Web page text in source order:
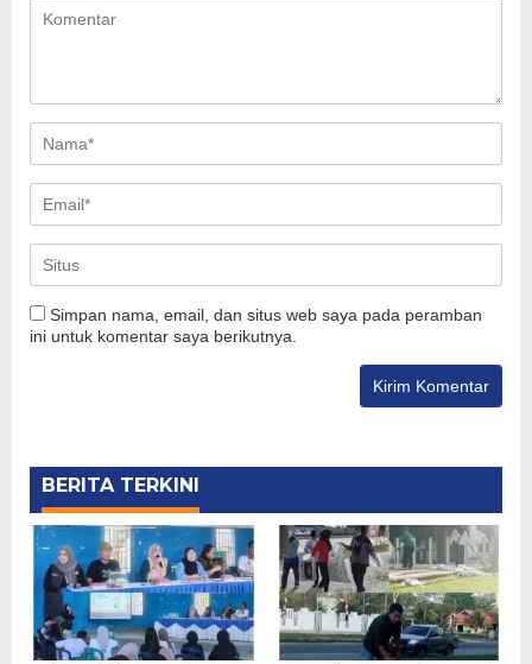
Simpan nama, email, dan situs web saya pada peramban
ini untuk komentar saya berikutnya.
BERITA TERKINI